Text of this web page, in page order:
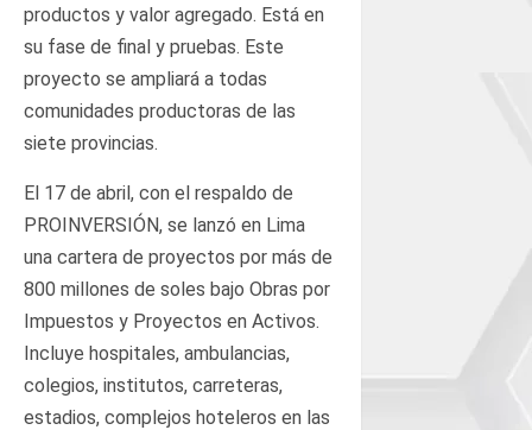
productos y valor agregado. Está en
su fase de final y pruebas. Este
proyecto se ampliará a todas
comunidades productoras de las
siete provincias.
El 17 de abril, con el respaldo de
PROINVERSIÓN, se lanzó en Lima
una cartera de proyectos por más de
800 millones de soles bajo Obras por
Impuestos y Proyectos en Activos.
Incluye hospitales, ambulancias,
colegios, institutos, carreteras,
estadios, complejos hoteleros en las